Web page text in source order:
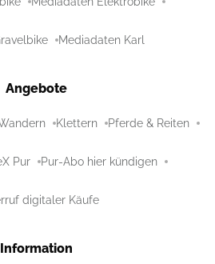
Mediadaten Karl
Angebote
Klettern Pferde & Reiten
Pur Pur-Abo hier kündigen
digitaler Käufe
Information